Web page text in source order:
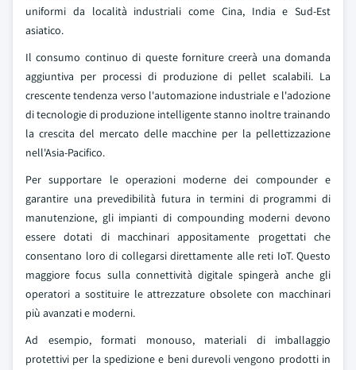
uniformi da località industriali come Cina, India e Sud-Est
asiatico.
Il consumo continuo di queste forniture creerà una domanda
aggiuntiva per processi di produzione di pellet scalabili. La
crescente tendenza verso l'automazione industriale e l'adozione
di tecnologie di produzione intelligente stanno inoltre trainando
la crescita del mercato delle macchine per la pellettizzazione
nell'Asia-Pacifico.
Per supportare le operazioni moderne dei compounder e
garantire una prevedibilità futura in termini di programmi di
manutenzione, gli impianti di compounding moderni devono
essere dotati di macchinari appositamente progettati che
consentano loro di collegarsi direttamente alle reti IoT. Questo
maggiore focus sulla connettività digitale spingerà anche gli
operatori a sostituire le attrezzature obsolete con macchinari
più avanzati e moderni.
Ad esempio, formati monouso, materiali di imballaggio
protettivi per la spedizione e beni durevoli vengono prodotti in